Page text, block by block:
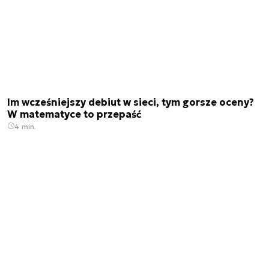
Im wcześniejszy debiut w sieci, tym gorsze oceny?
W matematyce to przepaść
4 min.